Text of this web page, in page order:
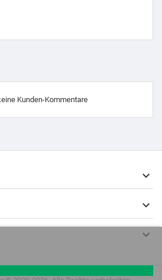
Kunden-Kommentare


